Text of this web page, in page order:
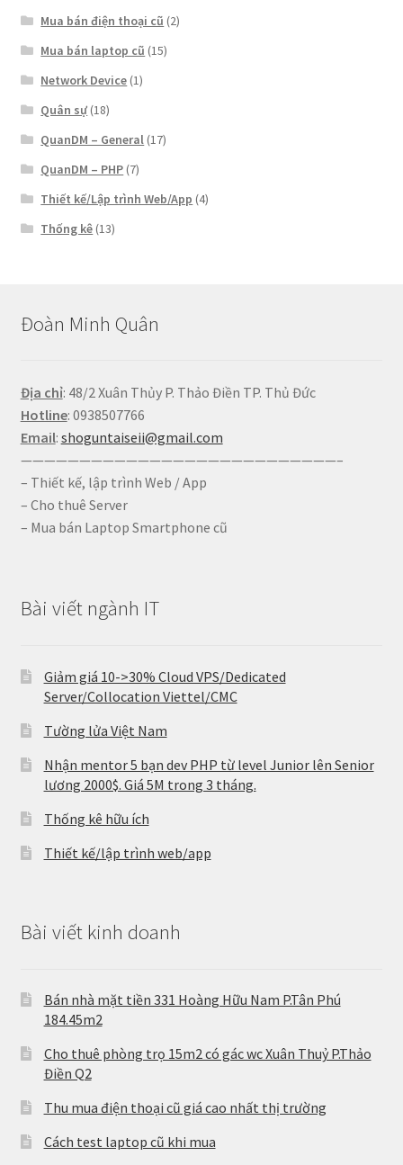
Mua bán điện thoại cũ (2)
Mua bán laptop cũ (15)
Network Device (1)
Quân sự (18)
QuanDM – General (17)
QuanDM – PHP (7)
Thiết kế/Lập trình Web/App (4)
Thống kê (13)
Đoàn Minh Quân
Địa chỉ: 48/2 Xuân Thủy P. Thảo Điền TP. Thủ Đức
Hotline: 0938507766
Email: shoguntaiseii@gmail.com
———————————————————————————–
– Thiết kế, lập trình Web / App
– Cho thuê Server
– Mua bán Laptop Smartphone cũ
Bài viết ngành IT
Giảm giá 10->30% Cloud VPS/Dedicated
Server/Collocation Viettel/CMC
Tường lửa Việt Nam
Nhận mentor 5 bạn dev PHP từ level Junior lên Senior
lương 2000$. Giá 5M trong 3 tháng.
Thống kê hữu ích
Thiết kế/lập trình web/app
Bài viết kinh doanh
Bán nhà mặt tiền 331 Hoàng Hữu Nam P.Tân Phú
184.45m2
Cho thuê phòng trọ 15m2 có gác wc Xuân Thuỷ P.Thảo
Điền Q2
Thu mua điện thoại cũ giá cao nhất thị trường
Cách test laptop cũ khi mua